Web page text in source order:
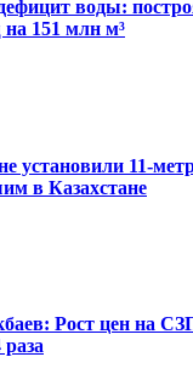
воды:
151 млн м³
установили 11-
в Казахстане
Рост цен на